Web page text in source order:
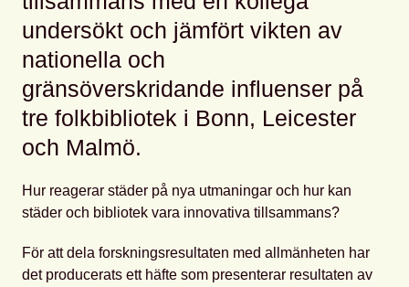
undersökt och jämfört vikten av
nationella och
gränsöverskridande influenser på
tre folkbibliotek i Bonn, Leicester
och Malmö.
Hur reagerar städer på nya utmaningar och hur kan
städer och bibliotek vara innovativa tillsammans?
För att dela forskningsresultaten med allmänheten har
det producerats ett häfte som presenterar resultaten av